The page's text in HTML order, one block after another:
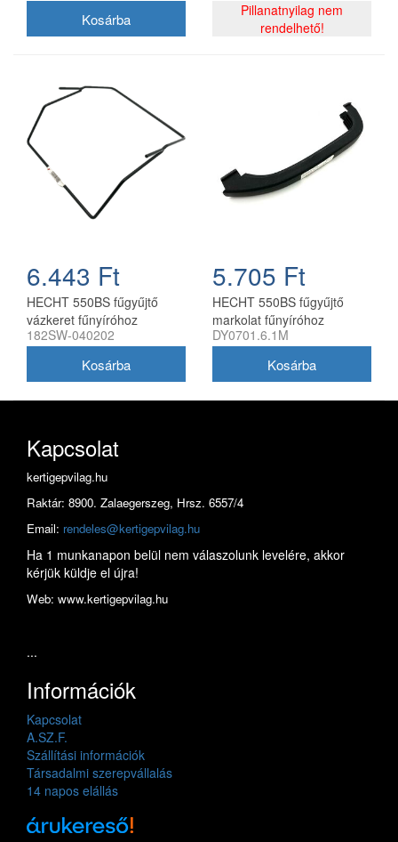
Pillanatnyilag nem
rendelhető!
6.443 Ft
HECHT 550BS fűgyűjtő
vázkeret fűnyíróhoz
182SW-040202
5.705 Ft
HECHT 550BS fűgyűjtő
markolat fűnyíróhoz
DY0701.6.1M
Kapcsolat
kertigepvilag.hu
Raktár: 8900. Zalaegerszeg, Hrsz. 6557/4
Email: rendeles@kertigepvilag.hu
Ha 1 munkanapon belül nem válaszolunk levelére, akkor
kérjük küldje el újra!
Web: www.kertigepvilag.hu
...
Információk
Kapcsolat
A.SZ.F.
Szállítási információk
Társadalmi szerepvállalás
14 napos elállás